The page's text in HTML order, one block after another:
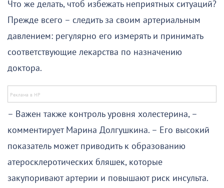
Что же делать, чтоб избежать неприятных ситуаций?
Прежде всего – следить за своим артериальным
давлением: регулярно его измерять и принимать
соответствующие лекарства по назначению
доктора.
– Важен также контроль уровня холестерина, –
комментирует Марина Долгушкина. – Его высокий
показатель может приводить к образованию
атеросклеротических бляшек, которые
закупоривают артерии и повышают риск инсульта.